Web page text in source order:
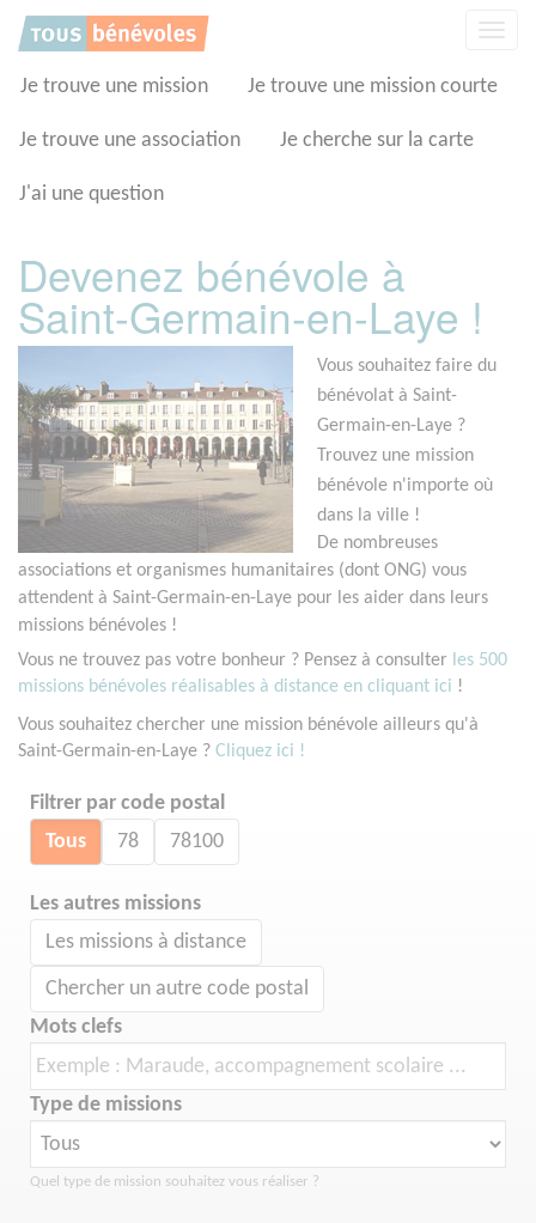
Je trouve une mission Je trouve une mission courte
Je trouve une association Je cherche sur la carte
J'ai une question
Devenez bénévole à
Saint-Germain-en-Laye !
Vous souhaitez faire du
bénévolat à Saint-
Germain-en-Laye ?
Trouvez une mission
bénévole n'importe où
dans la ville !
De nombreuses
associations et organismes humanitaires (dont ONG) vous
attendent à Saint-Germain-en-Laye pour les aider dans leurs
missions bénévoles !
Vous ne trouvez pas votre bonheur ? Pensez à consulter les 500
missions bénévoles réalisables à distance en cliquant ici !
Vous souhaitez chercher une mission bénévole ailleurs qu'à
Saint-Germain-en-Laye ? Cliquez ici !
Filtrer par code postal
Tous 78 78100
Les autres missions
Les missions à distance
Chercher un autre code postal
Mots clefs
Type de missions
Quel type de mission souhaitez vous réaliser ?
Panneau de gestion des cookies